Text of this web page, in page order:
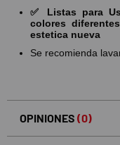
✅ Listas para
colores
estetica nueva
Se recomienda
OPINIONES (0)